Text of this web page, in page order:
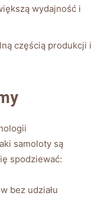
wydajność i
częścią produkcji i
samoloty są
spodziewać:
bez udziału